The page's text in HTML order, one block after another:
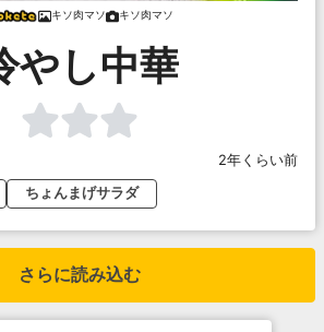
キソ肉マソ キソ肉マソ
やし中華
2年くらい前
ちょんまげサラダ
さらに読み込む